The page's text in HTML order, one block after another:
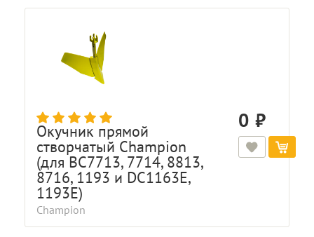
Окучник прямой
створчатый Champion
(для BC7713, 7714, 8813,
8716, 1193 и DC1163E,
1193E)
Champion
0